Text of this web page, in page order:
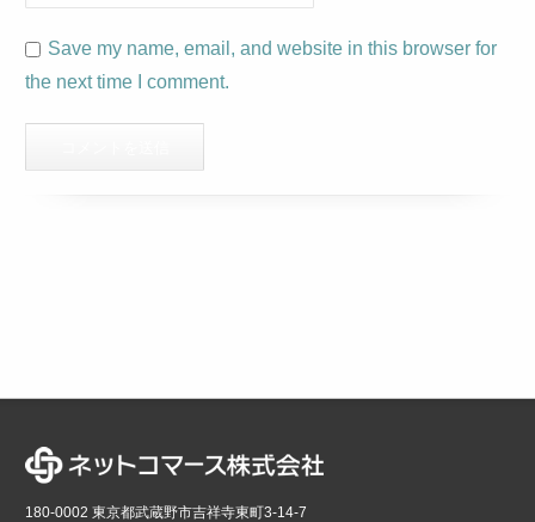
Save my name, email, and website in this browser for
the next time I comment.
180-0002 東京都武蔵野市吉祥寺東町3-14-7